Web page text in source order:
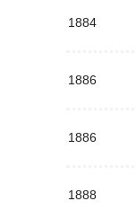
1884
1886
1886
1888